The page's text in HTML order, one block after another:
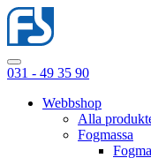
031 - 49 35 90
Webbshop
Alla
Fogmassa